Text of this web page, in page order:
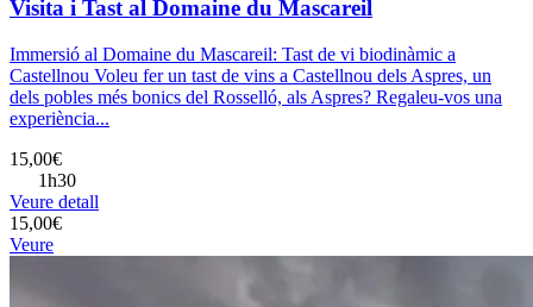
Visita i Tast al Domaine du Mascareil
Immersió al Domaine du Mascareil: Tast de vi biodinàmic a
Castellnou Voleu fer un tast de vins a Castellnou dels Aspres, un
dels pobles més bonics del Rosselló, als Aspres? Regaleu-vos una
experiència...
15,00€
1h30
Veure detall
15,00€
Veure